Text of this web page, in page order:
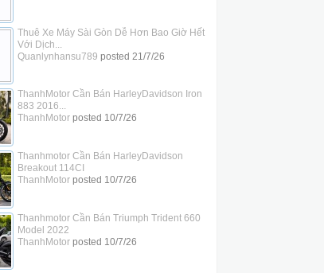
Thuê Xe Máy Sài Gòn Dễ Hơn Bao Giờ Hết
Với Dịch...
Quanlynhansu789 posted 21/7/26
ThanhMotor Cần Bán HarleyDavidson Iron
883 2016...
ThanhMotorposted 10/7/26
Thanhmotor Cần Bán HarleyDavidson
Breakout 114CI
ThanhMotorposted 10/7/26
Thanhmotor Cần Bán Triumph Trident 660
Model 2022
ThanhMotorposted 10/7/26